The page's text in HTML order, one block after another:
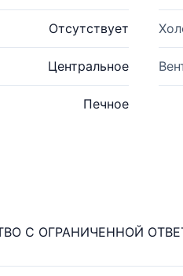
Отсутствует
Центральное
Печное
С ОГРАНИЧЕННОЙ